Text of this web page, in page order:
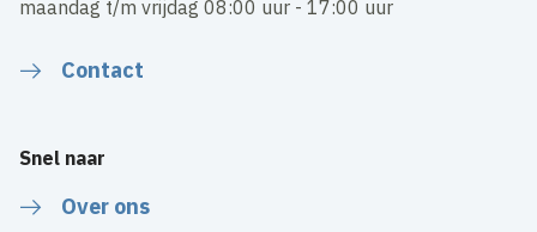
maandag t/m vrijdag 08:00 uur - 17:00 uur
Contact
Snel naar
Over ons